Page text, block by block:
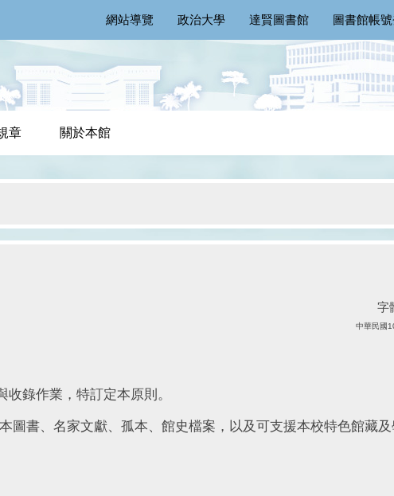
網站導覽 政治大學 達賢圖書館 圖書館帳號
章 關於本館
字
中華民國
錄作業，特訂定本原則。
書、名家文獻、孤本、館史檔案，以及可支援本校特色館藏